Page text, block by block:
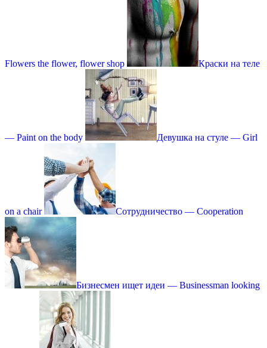
Flowers the flower, flower shop Краски на теле
— Paint on the body Девушка на стуле — Girl
on a chair Сотрудничество — Cooperation
Бизнесмен ищет идеи — Businessman looking